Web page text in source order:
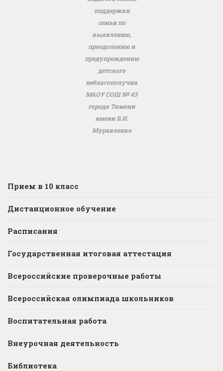
поддержки
семьи по
выявлению,
преодолению и
предупреждению
детского
неблагополучия
МАОУ СОШ № 43
города Тюмени
имени В.И.
Муравленко
Прием в 10 класс
Дистанционное обучение
Расписания
Государственная итоговая аттестация
Всероссийские проверочные работы
Всероссийская олимпиада школьников
Воспитательная работа
Внеурочная деятельность
Библиотека